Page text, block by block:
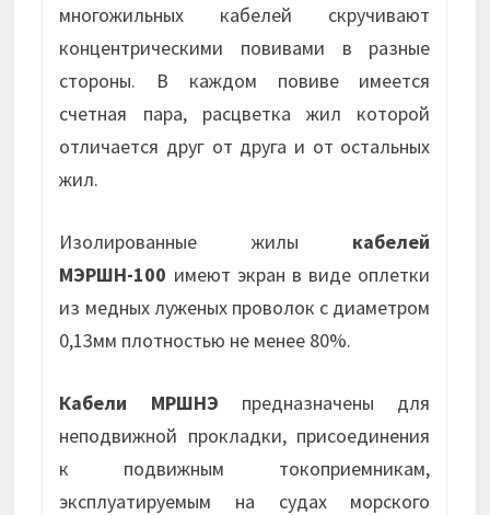
многожильных кабелей скручивают
концентрическими повивами в разные
стороны. В каждом повиве имеется
счетная пара, расцветка жил которой
отличается друг от друга и от остальных
жил.
Изолированные жилы кабелей
МЭРШН-100 имеют экран в виде оплетки
из медных луженых проволок с диаметром
0,13мм плотностью не менее 80%.
Кабели МРШНЭ предназначены для
неподвижной прокладки, присоединения
к подвижным токоприемникам,
эксплуатируемым на судах морского